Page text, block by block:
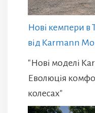
Нові кемпери в
від Karmann
"Нові моделі
Еволюція
колесах"